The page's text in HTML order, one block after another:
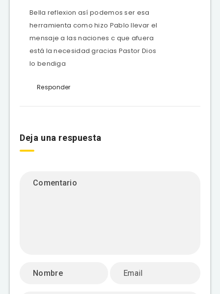
Bella reflexion así podemos ser esa
herramienta como hizo Pablo llevar el
mensaje a las naciones c que afuera
está la necesidad gracias Pastor Dios
lo bendiga
Responder
Deja una respuesta